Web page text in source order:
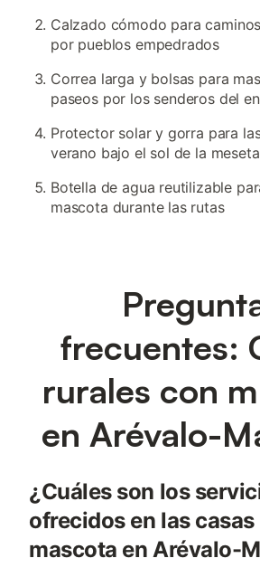
Calzado cómodo para
por pueblos empedrados
Correa larga y bolsas para
paseos por los senderos del
Protector solar y gorra para
verano bajo el sol de la meseta
Botella de agua reutilizable
mascota durante las rutas
frecuentes:
rurales con
en Arévalo-
¿Cuáles son los
ofrecidos en las
mascota en Arévalo-